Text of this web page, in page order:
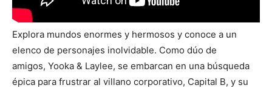
Explora mundos enormes y hermosos y conoce a un
elenco de personajes inolvidable. Como dúo de
amigos, Yooka & Laylee, se embarcan en una búsqueda
épica para frustrar al villano corporativo, Capital B, y su